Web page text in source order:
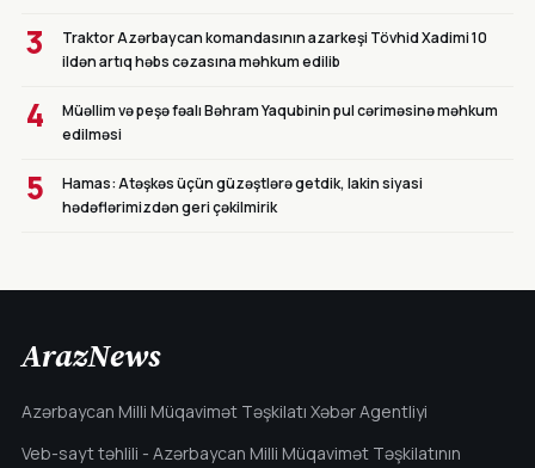
3
Traktor Azərbaycan komandasının azarkeşi Tövhid Xadimi 10
ildən artıq həbs cəzasına məhkum edilib
4
Müəllim və peşə fəalı Bəhram Yaqubinin pul cəriməsinə məhkum
edilməsi
5
Hamas: Atəşkəs üçün güzəştlərə getdik, lakin siyasi
hədəflərimizdən geri çəkilmirik
ArazNews
Azərbaycan Milli Müqavimət Təşkilatı Xəbər Agentliyi
Veb-sayt təhlili - Azərbaycan Milli Müqavimət Təşkilatının